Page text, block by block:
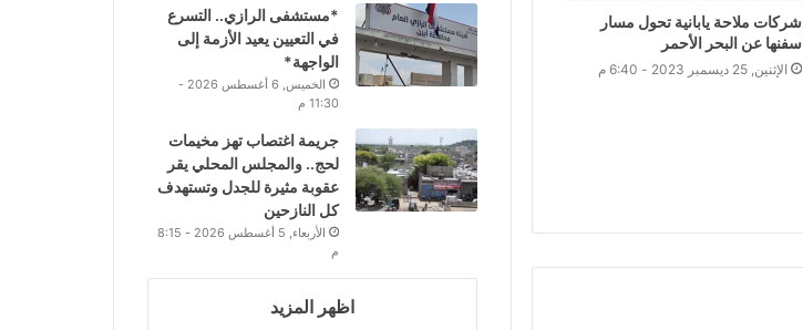
شركات ملاحة يابانية تحول مسار
سفنها عن البحر الأحمر
الإثنين, 25 ديسمبر 2023 - 6:40 م
*مستشفى الرازي.. التسرع
في التعيين يعيد الأزمة إلى
الواجهة*
الخميس, 6 أغسطس 2026 -
11:30 م
جريمة اغتصاب تهز مخيمات
لحج.. والمجلس المحلي يقر
عقوبة مثيرة للجدل وتستهدف
كل النازحين
الأربعاء, 5 أغسطس 2026 - 8:15
م
اظهر المزيد